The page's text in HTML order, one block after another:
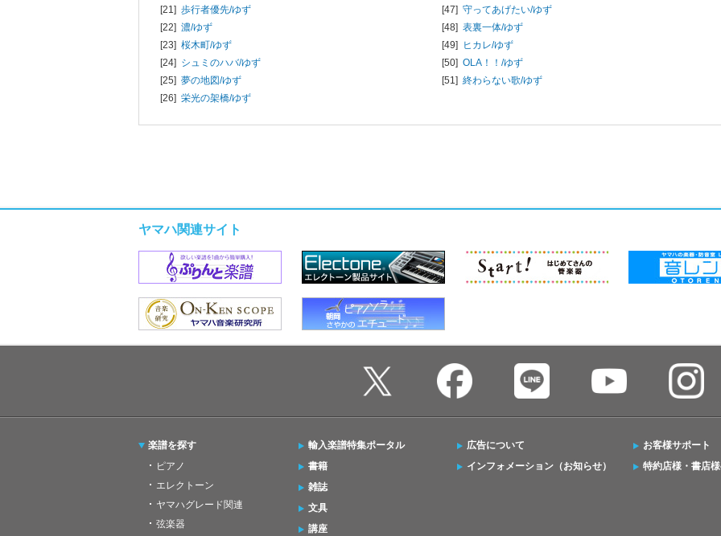
[21] 歩行者優先/ゆず
[22] 濃/ゆず
[23] 桜木町/ゆず
[24] シュミのハバ/ゆず
[25] 夢の地図/ゆず
[26] 栄光の架橋/ゆず
[47] 守ってあげたい/ゆず
[48] 表裏一体/ゆず
[49] ヒカレ/ゆず
[50] OLA！！/ゆず
[51] 終わらない歌/ゆず
ヤマハ関連サイト
楽譜を探す
ピアノ
エレクトーン
ヤマハグレード関連
弦楽器
輸入楽譜特集ポータル
書籍
雑誌
文具
講座
広告について
インフォメーション（お知らせ）
お客様サポート
特約店様・書店